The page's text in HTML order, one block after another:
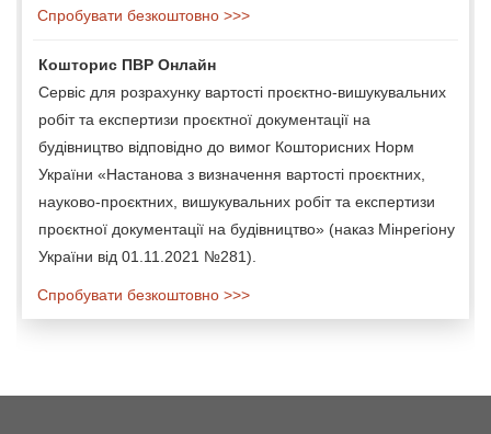
Спробувати безкоштовно >>>
Кошторис ПВР Онлайн
Сервіс для розрахунку вартості проєктно-вишукувальних
робіт та експертизи проєктної документації на
будівництво відповідно до вимог Кошторисних Норм
України «Настанова з визначення вартості проєктних,
науково-проєктних, вишукувальних робіт та експертизи
проєктної документації на будівництво» (наказ Мінрегіону
України від 01.11.2021 №281).
Спробувати безкоштовно >>>